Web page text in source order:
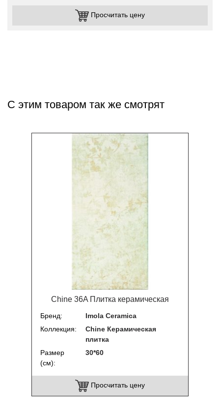
Просчитать цену
С этим товаром так же смотрят
Chine 36A Плитка керамическая
Бренд
Imola Ceramica
Коллекция
Chine Керамическая
плитка
Размер
(см)
30*60
Просчитать цену